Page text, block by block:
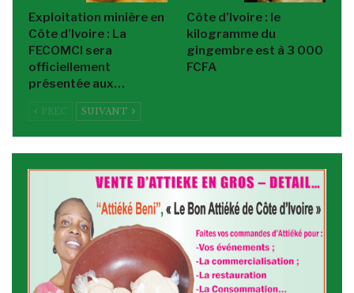
Exploitation minière en
Côte d’Ivoire : La
FECOMCI sera
officiellement
présentée aux…
Côte d’Ivoire : le
kilogramme du
gingembre est à 3 000
FCFA
PREC SUIVANT